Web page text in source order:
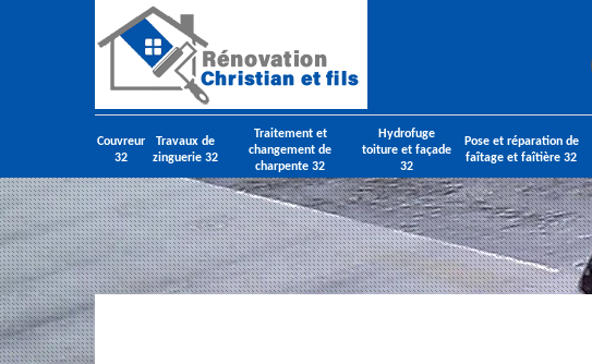
Couvreur
32
Travaux de
zinguerie 32
Traitement et
changement de
charpente 32
Hydrofuge
toiture et façade
32
Pose et réparation de
faîtage et faîtière 32